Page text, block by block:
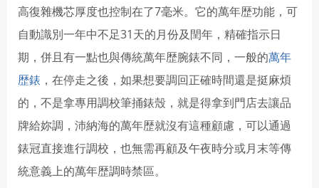
高復雜機芯厚度也控制在了7毫米。它的萬年歴功能，可
自動識別一年中不足31天的月份及閏年，精確指示日
期，併且有一點也與傳統萬年歴腕錶不同，一般的萬年
歴錶 ，在停走之後，如果想要調回正確時間還是挺麻煩
的，不是拿專用調校筆捅錶殼，就是得拿到門店去讓品
牌給妳調，沛納海的萬年歴就沒有這種顧慮，可以通過
錶冠直接進行調校，也無需再顧及午夜時分或月末等傳
統意義上的萬年歴調時禁區。